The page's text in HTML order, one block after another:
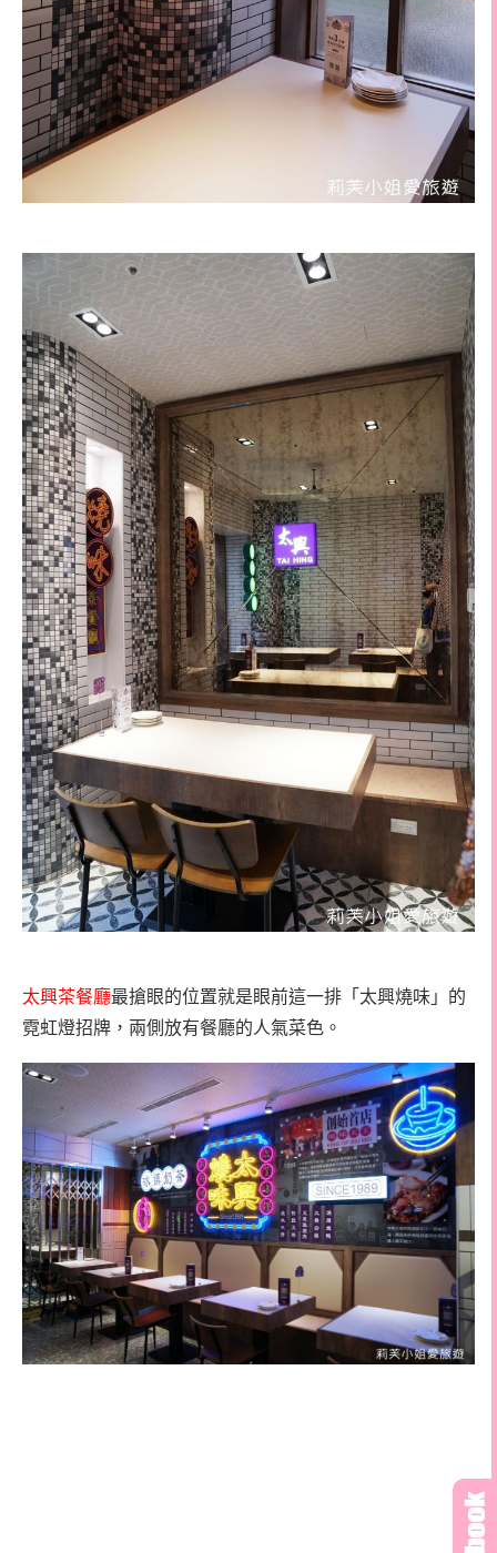
太興茶餐廳最搶眼的位置就是眼前這一排「太興燒味」的
霓虹燈招牌，兩側放有餐廳的人氣菜色。